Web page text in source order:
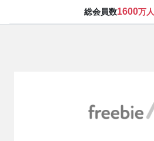
総会員数1600万人